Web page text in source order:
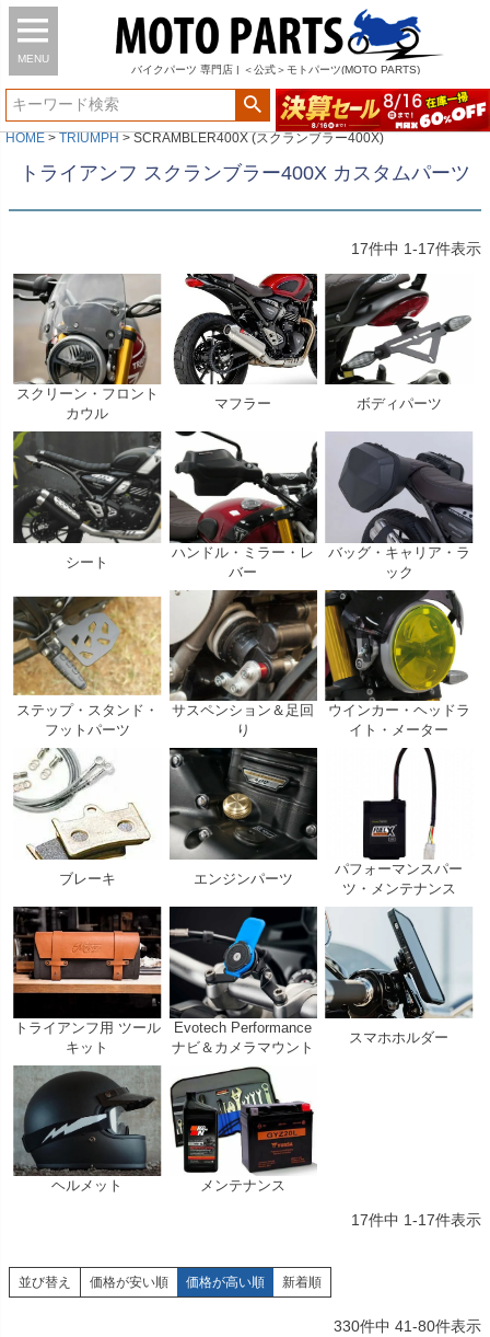
MENU
バイク パーツ 専門店 | ＜公式＞モトパーツ(MOTO PARTS)
HOME TRIUMPH SCRAMBLER400X (スクランブラー400X)
トライアンフ スクランブラー400X カスタムパーツ
17件中 1-17件表示
スクリーン・フロント
カウル
マフラー ボディパーツ
シート
ハンドル・ミラー・レ
バー
バッグ・キャリア・ラ
ック
ステップ・スタンド・
フットパーツ
サスペンション＆足回
り
ウインカー・ヘッドラ
イト・メーター
ブレーキ エンジンパーツ
パフォーマンスパー
ツ・メンテナンス
トライアンフ用 ツール
キット
Evotech Performance
ナビ＆カメラマウント
スマホホルダー
ヘルメット メンテナンス
17件中 1-17件表示
並び替え 価格が安い順 価格が高い順 新着順
330件中 41-80件表示